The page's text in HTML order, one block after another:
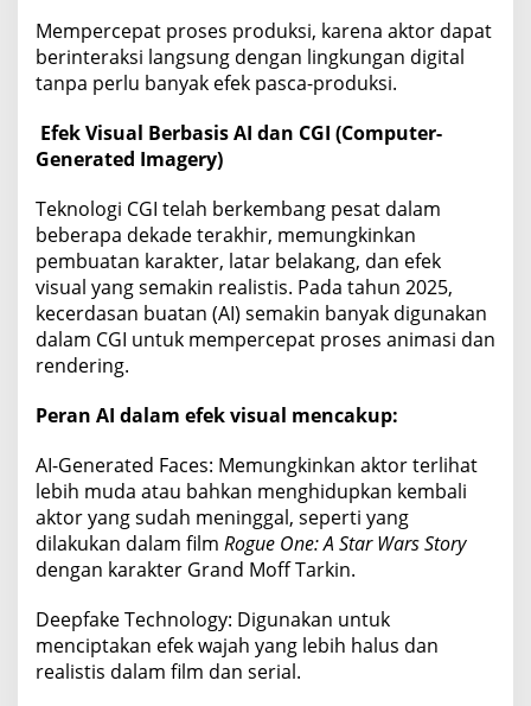
Mempercepat proses produksi, karena aktor dapat
berinteraksi langsung dengan lingkungan digital
tanpa perlu banyak efek pasca-produksi.
Efek Visual Berbasis AI dan CGI (Computer-
Generated Imagery)
Teknologi CGI telah berkembang pesat dalam
beberapa dekade terakhir, memungkinkan
pembuatan karakter, latar belakang, dan efek
visual yang semakin realistis. Pada tahun 2025,
kecerdasan buatan (AI) semakin banyak digunakan
dalam CGI untuk mempercepat proses animasi dan
rendering.
Peran AI dalam efek visual mencakup:
AI-Generated Faces: Memungkinkan aktor terlihat
lebih muda atau bahkan menghidupkan kembali
aktor yang sudah meninggal, seperti yang
dilakukan dalam film Rogue One: A Star Wars Story
dengan karakter Grand Moff Tarkin.
Deepfake Technology: Digunakan untuk
menciptakan efek wajah yang lebih halus dan
realistis dalam film dan serial.